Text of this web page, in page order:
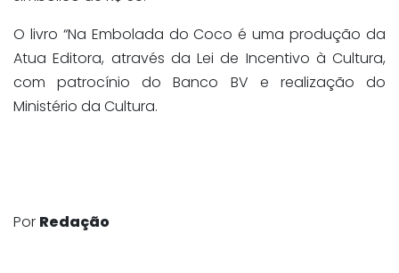
O livro “Na Embolada do Coco é uma produção da
Atua Editora, através da Lei de Incentivo à Cultura,
com patrocínio do Banco BV e realização do
Ministério da Cultura.
Por Redação